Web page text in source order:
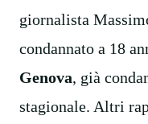
giornalista
condannato a 18
Genova, già
stagionale. Altri